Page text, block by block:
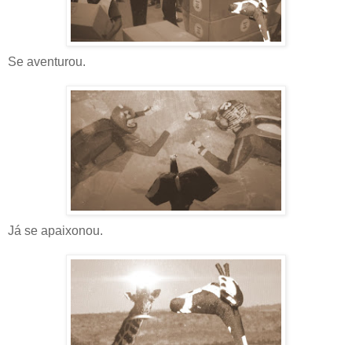
Se aventurou.
Já se apaixonou.